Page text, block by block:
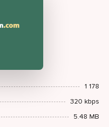
1 178
320 kbps
5.48 MB